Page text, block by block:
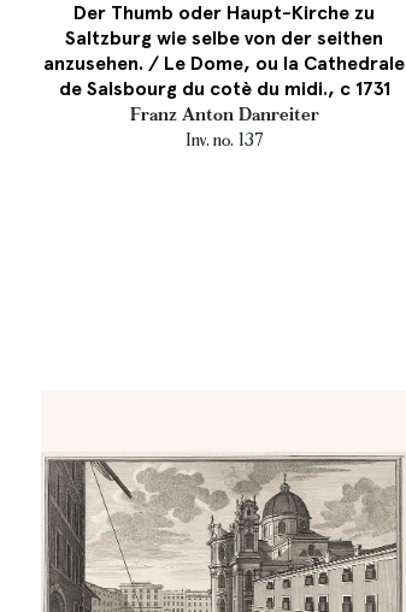
Der Thumb oder Haupt-Kirche zu
Saltzburg wie selbe von der seithen
anzusehen. / Le Dome, ou la Cathedrale
de Salsbourg du cotè du midi., c 1731
Franz Anton Danreiter
Inv. no. 137